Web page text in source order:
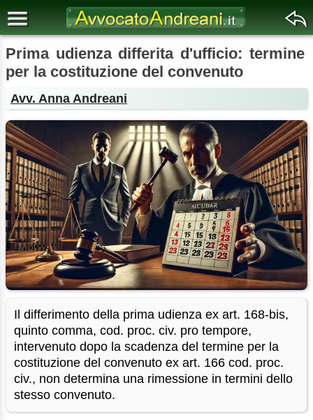
Prima udienza differita d'ufficio: termine
per la costituzione del convenuto
Avv. Anna Andreani
Il differimento della prima udienza ex art. 168-bis,
quinto comma, cod. proc. civ. pro tempore,
intervenuto dopo la scadenza del termine per la
costituzione del convenuto ex art. 166 cod. proc.
civ., non determina una rimessione in termini dello
stesso convenuto.